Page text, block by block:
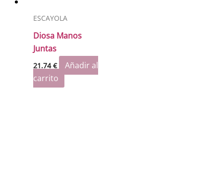
ESCAYOLA
Diosa Manos
Juntas
21.74€
Añadir al
carrito